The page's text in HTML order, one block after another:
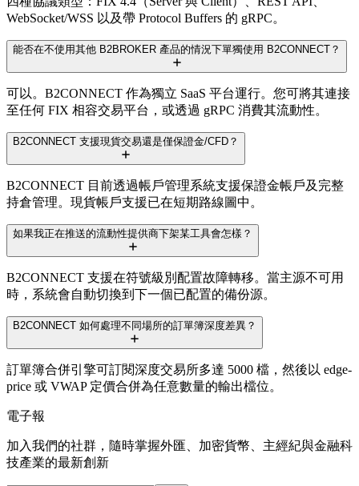
WebSocket/WSS 以及帶 Protocol Buffers 的 gRPC。
能否在不使用其他 B2BROKER 產品的情況下單獨使用 B2CONNECT？
可以。B2CONNECT 作為獨立 SaaS 平台運行。您可將其連接
至任何 FIX 相容交易平台，或透過 gRPC 消費其流動性。
B2CONNECT 支援現貨交易還是僅保證金/CFD？
B2CONNECT 目前透過帳戶管理系統支援保證金帳戶及完整
持倉管理。現貨帳戶支援已在短期路線圖中。
如果我正在推送的流動性提供商下架某工具會怎樣？
B2CONNECT 支援在符號級別配置故障轉移。當主源不可用
時，系統會自動切換到下一個已配置的備份源。
B2CONNECT 如何處理不同場所的訂單簿深度差異？
訂單簿合併引擎可訂閱深度交易所多達 5000 檔，然後以 edge-
price 或 VWAP 定價合併為任意數量的輸出檔位。
電子報
加入我們的社群，隨時掌握外匯、加密貨幣、主經紀與金融科
技產業的最新創新